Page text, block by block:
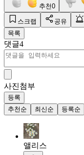
추천0
스크랩 공유
목록
댓글4
사진첨부
등록
추천순
최신순 등록순
앨리스